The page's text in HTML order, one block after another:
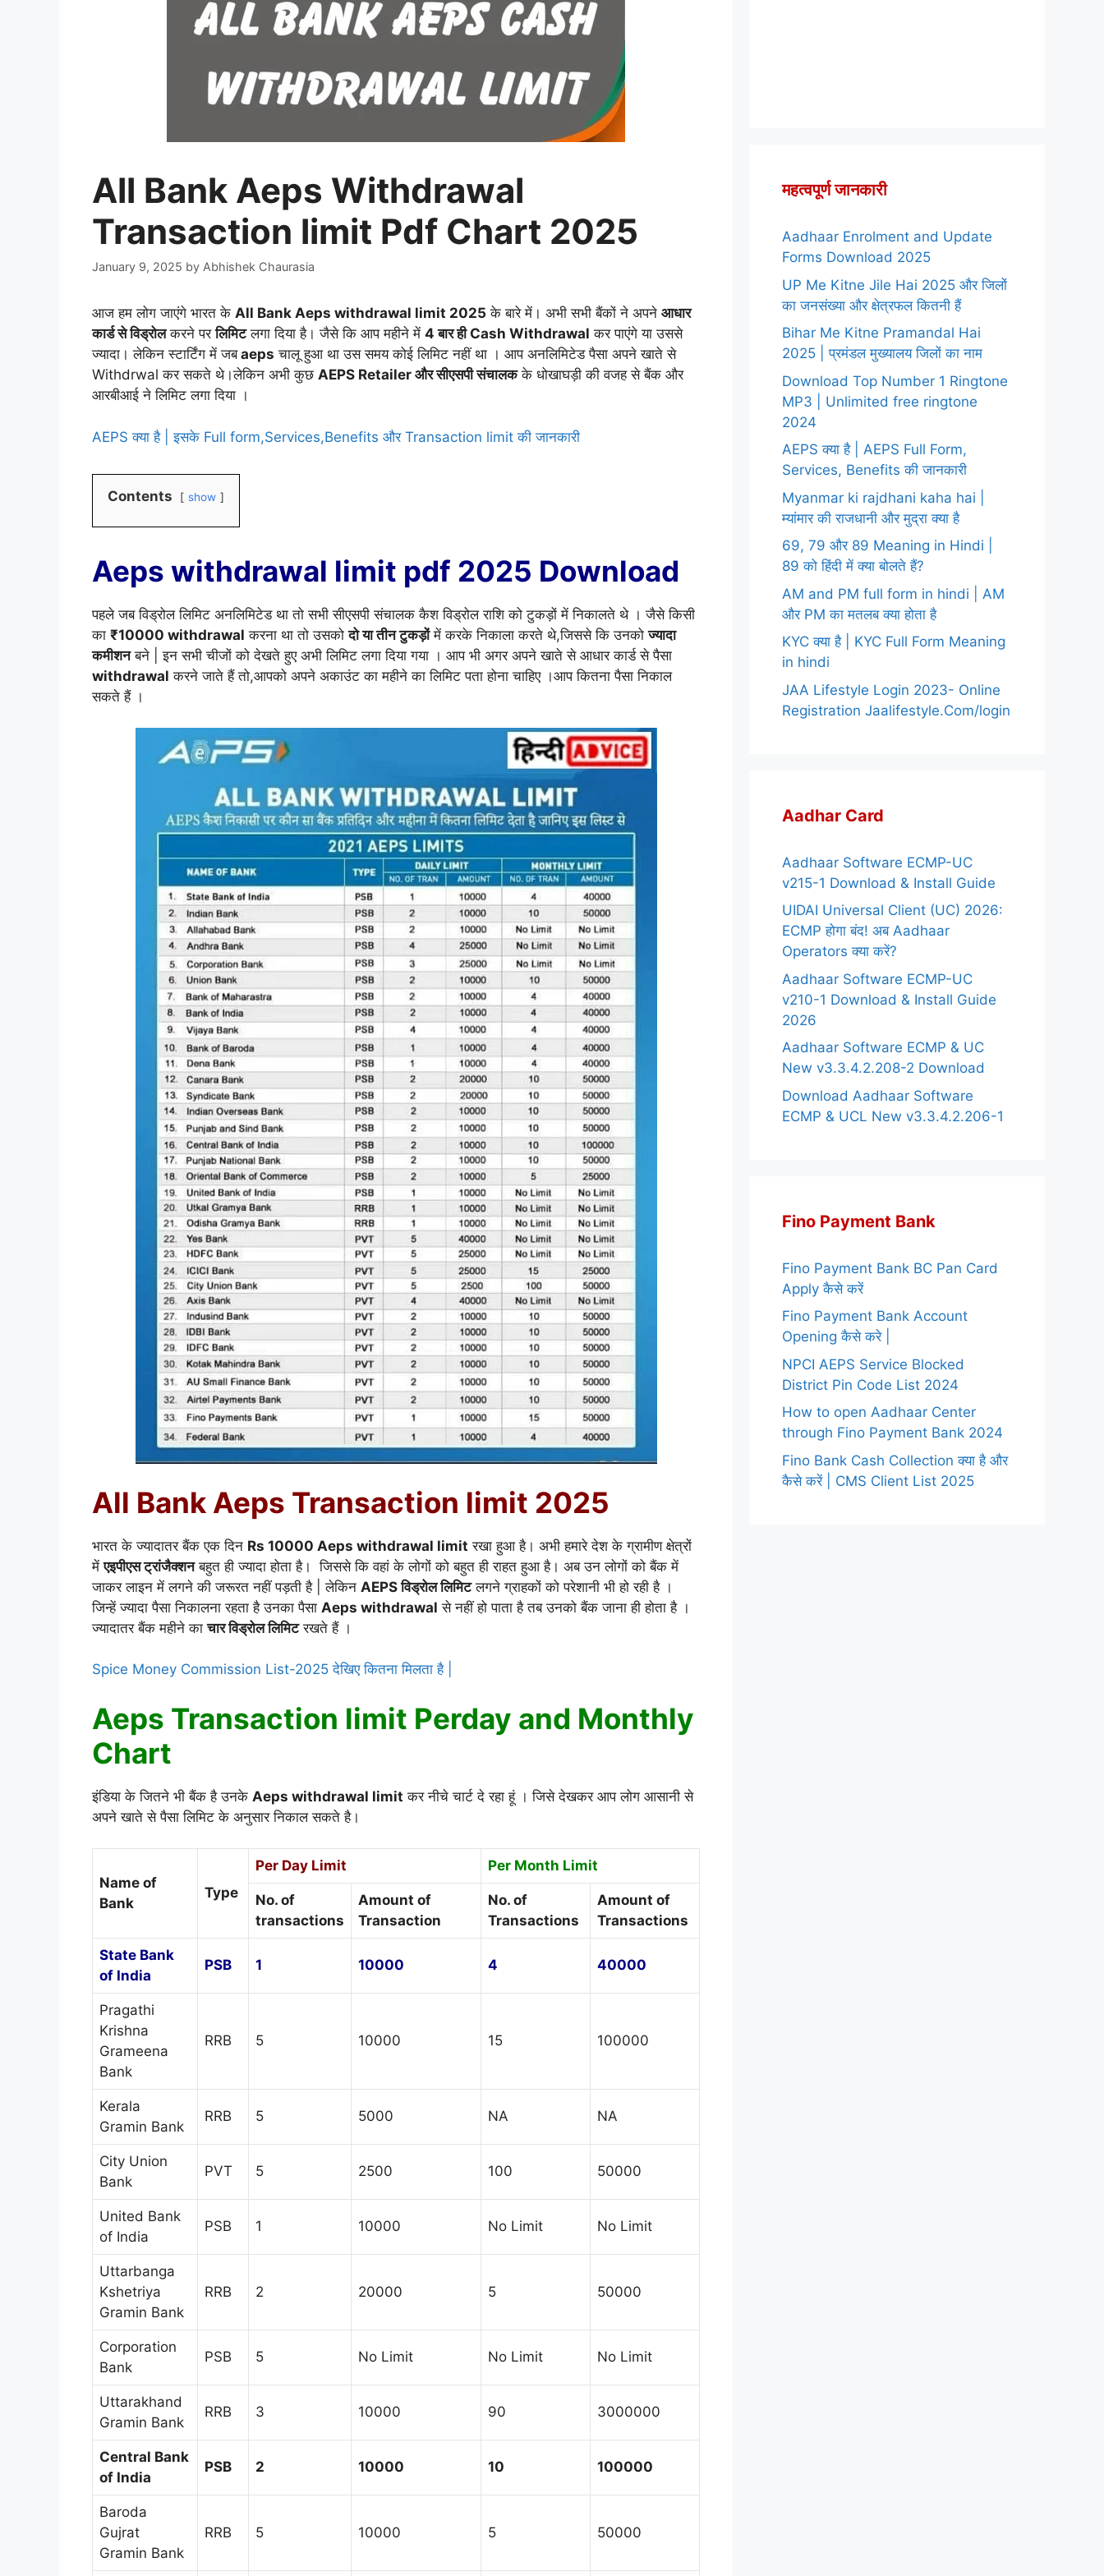
All Bank Aeps Withdrawal
Transaction limit Pdf Chart 2025
January 9, 2025 by Abhishek Chaurasia
आज हम लोग जाएंगे भारत के All Bank Aeps withdrawal limit 2025 के बारे में। अभी सभी बैंकों ने अपने आधार
कार्ड से विड्रोलकरने परलिमिटलगा दिया है। जैसे कि आप महीने में 4 बार ही Cash Withdrawal कर पाएंगे या उससे
ज्यादा। लेकिन स्टार्टिंग में जबaeps चालू हुआ था उस समय कोई लिमिट नहीं था । आप अनलिमिटेड पैसा अपने खाते से
Withdrwal कर सकते थे।लेकिन अभी कुछ AEPS Retailer और सीएसपी संचालकके धोखाघड़ी की वजह से बैंक और
आरबीआई ने लिमिट लगा दिया ।
AEPS क्या है | इसके Full form,Services,Benefits और Transaction limit की जानकारी
Contents show
Aeps withdrawal limit pdf 2025 Download
पहले जब विड्रोल लिमिट अनलिमिटेड था तो सभी सीएसपी संचालक कैश विड्रोल राशि को टुकड़ों में निकालते थे । जैसे किसी
का ₹10000 withdrawal करना था तो उसकोदो या तीन टुकड़ोंमें करके निकाला करते थे,जिससे कि उनकोज्यादा
कमीशनबने | इन सभी चीजों को देखते हुए अभी लिमिट लगा दिया गया । आप भी अगर अपने खाते से आधार कार्ड से पैसा
withdrawal करने जाते हैं तो,आपको अपने अकाउंट का महीने का लिमिट पता होना चाहिए ।आप कितना पैसा निकाल
सकते हैं ।
All Bank Aeps Transaction limit 2025
भारत के ज्यादातर बैंक एक दिन Rs 10000 Aeps withdrawal limit रखा हुआ है। अभी हमारे देश के ग्रामीण क्षेत्रों
मेंएइपीएस ट्रांजैक्शनबहुत ही ज्यादा होता है। जिससे कि वहां के लोगों को बहुत ही राहत हुआ है। अब उन लोगों को बैंक में
जाकर लाइन में लगने की जरूरत नहीं पड़ती है | लेकिन AEPS विड्रोल लिमिटलगने ग्राहकों को परेशानी भी हो रही है ।
जिन्हें ज्यादा पैसा निकालना रहता है उनका पैसा Aeps withdrawal से नहीं हो पाता है तब उनको बैंक जाना ही होता है ।
ज्यादातर बैंक महीने काचार विड्रोल लिमिटरखते हैं ।
Spice Money Commission List-2025 देखिए कितना मिलता है |
Aeps Transaction limit Perday and Monthly
Chart
इंडिया के जितने भी बैंक है उनके Aeps withdrawal limit कर नीचे चार्ट दे रहा हूं । जिसे देखकर आप लोग आसानी से
अपने खाते से पैसा लिमिट के अनुसार निकाल सकते है।
Name of
Bank
Type
Per Day Limit Per Month Limit
No. of
transactions
Amount of
Transaction
No. of
Transactions
Amount of
Transactions
State Bank
of India
PSB 1 10000 4 40000
Pragathi
Krishna
Grameena
Bank
RRB 5 10000 15 100000
Kerala
Gramin Bank
RRB 5 5000 NA NA
City Union
Bank
PVT 5 2500 100 50000
United Bank
of India
PSB 1 10000 No Limit No Limit
Uttarbanga
Kshetriya
Gramin Bank
RRB 2 20000 5 50000
Corporation
Bank
PSB 5 No Limit No Limit No Limit
Uttarakhand
Gramin Bank
RRB 3 10000 90 3000000
Central Bank
of India
PSB 2 10000 10 100000
Baroda
Gujrat
Gramin Bank
RRB 5 10000 5 50000
महत्वपूर्ण जानकारी
Aadhaar Enrolment and Update
Forms Download 2025
UP Me Kitne Jile Hai 2025 और जिलों
का जनसंख्या और क्षेत्रफल कितनी हैं
Bihar Me Kitne Pramandal Hai
2025 | प्रमंडल मुख्यालय जिलों का नाम
Download Top Number 1 Ringtone
MP3 | Unlimited free ringtone
2024
AEPS क्या है | AEPS Full Form,
Services, Benefits की जानकारी
Myanmar ki rajdhani kaha hai |
म्यांमार की राजधानी और मुद्रा क्या है
69, 79 और 89 Meaning in Hindi |
89 को हिंदी में क्या बोलते हैं?
AM and PM full form in hindi | AM
और PM का मतलब क्या होता है
KYC क्या है | KYC Full Form Meaning
in hindi
JAA Lifestyle Login 2023- Online
Registration Jaalifestyle.Com/login
Aadhar Card
Aadhaar Software ECMP-UC
v215-1 Download & Install Guide
UIDAI Universal Client (UC) 2026:
ECMP होगा बंद! अब Aadhaar
Operators क्या करें?
Aadhaar Software ECMP-UC
v210-1 Download & Install Guide
2026
Aadhaar Software ECMP & UC
New v3.3.4.2.208-2 Download
Download Aadhaar Software
ECMP & UCL New v3.3.4.2.206-1
Fino Payment Bank
Fino Payment Bank BC Pan Card
Apply कैसे करें
Fino Payment Bank Account
Opening कैसे करे |
NPCI AEPS Service Blocked
District Pin Code List 2024
How to open Aadhaar Center
through Fino Payment Bank 2024
Fino Bank Cash Collection क्या है और
कैसे करें | CMS Client List 2025